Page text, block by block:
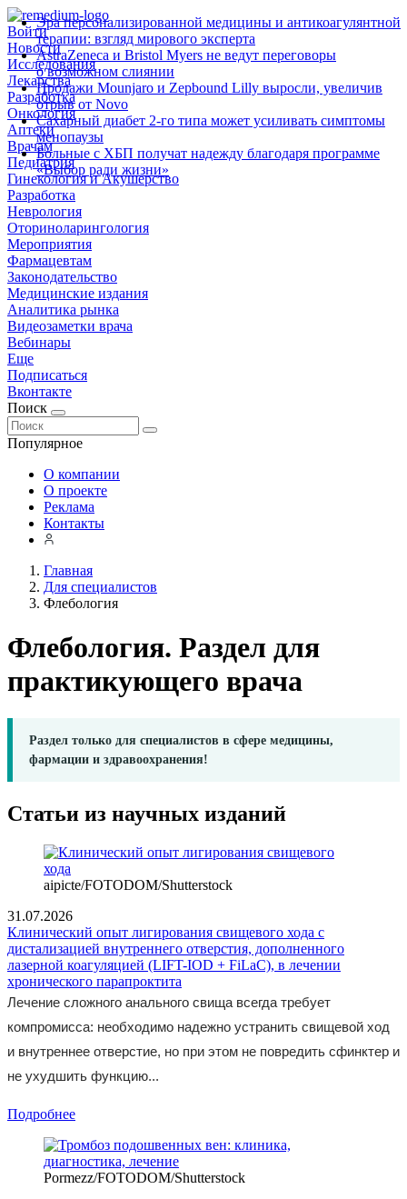
Войти
Новости
Исследования
Лекарства
Разработка
Онкология
Аптеки
Врачам
Педиатрия
Гинекология и Акушерство
Разработка
Неврология
Оториноларингология
Мероприятия
Фармацевтам
Законодательство
Медицинские издания
Аналитика рынка
Видеозаметки врача
Вебинары
Еще
Подписаться
Вконтакте
Поиск
Популярное
Эра персонализированной медицины и антикоагулянтной
терапии: взгляд мирового эксперта
AstraZeneca и Bristol Myers не ведут переговоры
о возможном слиянии
Продажи Mounjaro и Zepbound Lilly выросли, увеличив
отрыв от Novo
Сахарный диабет 2‑го типа может усиливать симптомы
менопаузы
Больные с ХБП получат надежду благодаря программе
«Выбор ради жизни»
О компании
О проекте
Реклама
Контакты
Главная
Для специалистов
Флебология
Флебология. Раздел для
практикующего врача
Раздел только для специалистов в сфере медицины,
фармации и здравоохранения!
Статьи из научных изданий
aipicte/FOTODOM/Shutterstock
31.07.2026
Клинический опыт лигирования свищевого хода с
дистализацией внутреннего отверстия, дополненного
лазерной коагуляцией (LIFT-IOD + FiLaC), в лечении
хронического парапроктита
Лечение сложного анального свища всегда требует
компромисса: необходимо надежно устранить свищевой ход
и внутреннее отверстие, но при этом не повредить сфинктер и
не ухудшить функцию...
Подробнее
Pormezz/FOTODOM/Shutterstock